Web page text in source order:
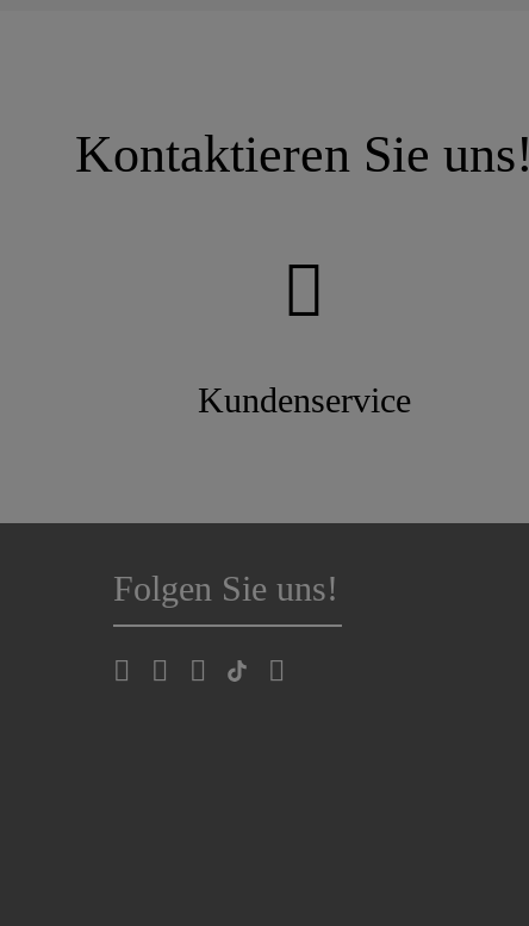
Kontaktieren Sie uns!
Kundenservice
Folgen Sie uns!